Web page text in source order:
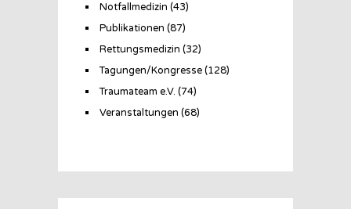
Notfallmedizin (43)
Publikationen (87)
Rettungsmedizin (32)
Tagungen/Kongresse(128)
Traumateam e.V. (74)
Veranstaltungen (68)